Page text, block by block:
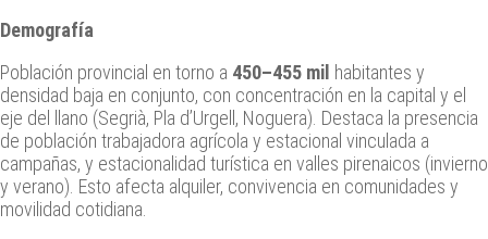
Demografía
Población provincial en torno a 450–455 mil habitantes y
densidad baja en conjunto, con concentración en la capital y el
eje del llano (Segrià, Pla d’Urgell, Noguera). Destaca la presencia
de población trabajadora agrícola y estacional vinculada a
campañas, y estacionalidad turística en valles pirenaicos (invierno
y verano). Esto afecta alquiler, convivencia en comunidades y
movilidad cotidiana.